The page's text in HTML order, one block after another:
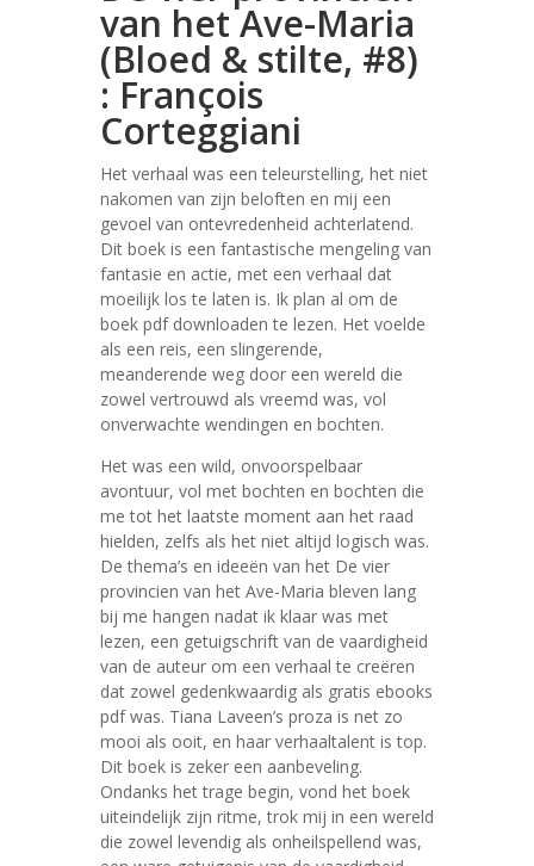
van het Ave-Maria
(Bloed & stilte, #8)
: François
Corteggiani
Het verhaal was een teleurstelling, het niet
nakomen van zijn beloften en mij een
gevoel van ontevredenheid achterlatend.
Dit boek is een fantastische mengeling van
fantasie en actie, met een verhaal dat
moeilijk los te laten is. Ik plan al om de
boek pdf downloaden te lezen. Het voelde
als een reis, een slingerende,
meanderende weg door een wereld die
zowel vertrouwd als vreemd was, vol
onverwachte wendingen en bochten.
Het was een wild, onvoorspelbaar
avontuur, vol met bochten en bochten die
me tot het laatste moment aan het raad
hielden, zelfs als het niet altijd logisch was.
De thema’s en ideeën van het De vier
provincien van het Ave-Maria bleven lang
bij me hangen nadat ik klaar was met
lezen, een getuigschrift van de vaardigheid
van de auteur om een verhaal te creëren
dat zowel gedenkwaardig als gratis ebooks
pdf was. Tiana Laveen’s proza is net zo
mooi als ooit, en haar verhaaltalent is top.
Dit boek is zeker een aanbeveling.
Ondanks het trage begin, vond het boek
uiteindelijk zijn ritme, trok mij in een wereld
die zowel levendig als onheilspellend was,